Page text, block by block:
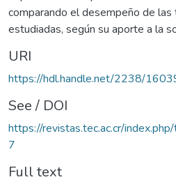
comparando el desempeño de
estudiadas, según su aporte a la
URI
https://hdl.handle.net/2238/
See / DOI
https://revistas.tec.ac.cr/
7
Full text